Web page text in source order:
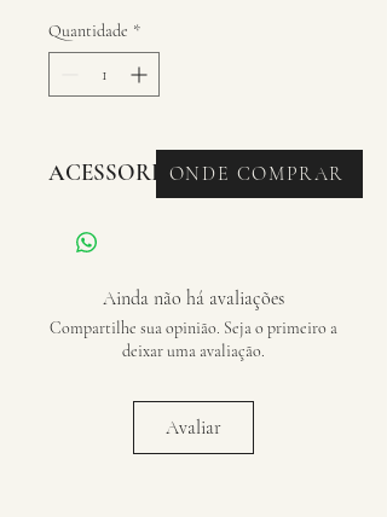
Quantidade *
ACESSORIOS - CASE GPS
Ainda não há avaliações
Compartilhe sua opinião. Seja o primeiro a
deixar uma avaliação.
Avaliar
ONDE COMPRAR